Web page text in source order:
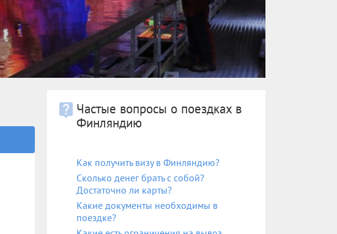
Частые вопросы о поездках в
Финляндию
Как получить визу в Финляндию?
Сколько денег брать с собой?
Достаточно ли карты?
Какие документы необходимы в
поездке?